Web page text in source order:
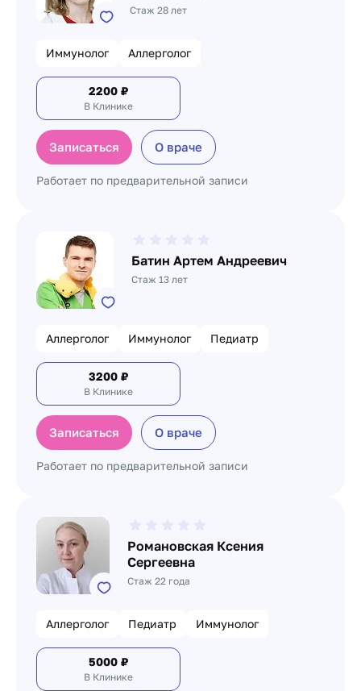
Стаж 28 лет
Иммунолог Аллерголог
2200 ₽
В Клинике
Записаться О враче
Работает по предварительной записи
Батин Артем Андреевич
Стаж 13 лет
Аллерголог Иммунолог Педиатр
3200 ₽
В Клинике
Записаться О враче
Работает по предварительной записи
Романовская Ксения
Сергеевна
Стаж 22 года
Аллерголог Педиатр Иммунолог
5000 ₽
В Клинике